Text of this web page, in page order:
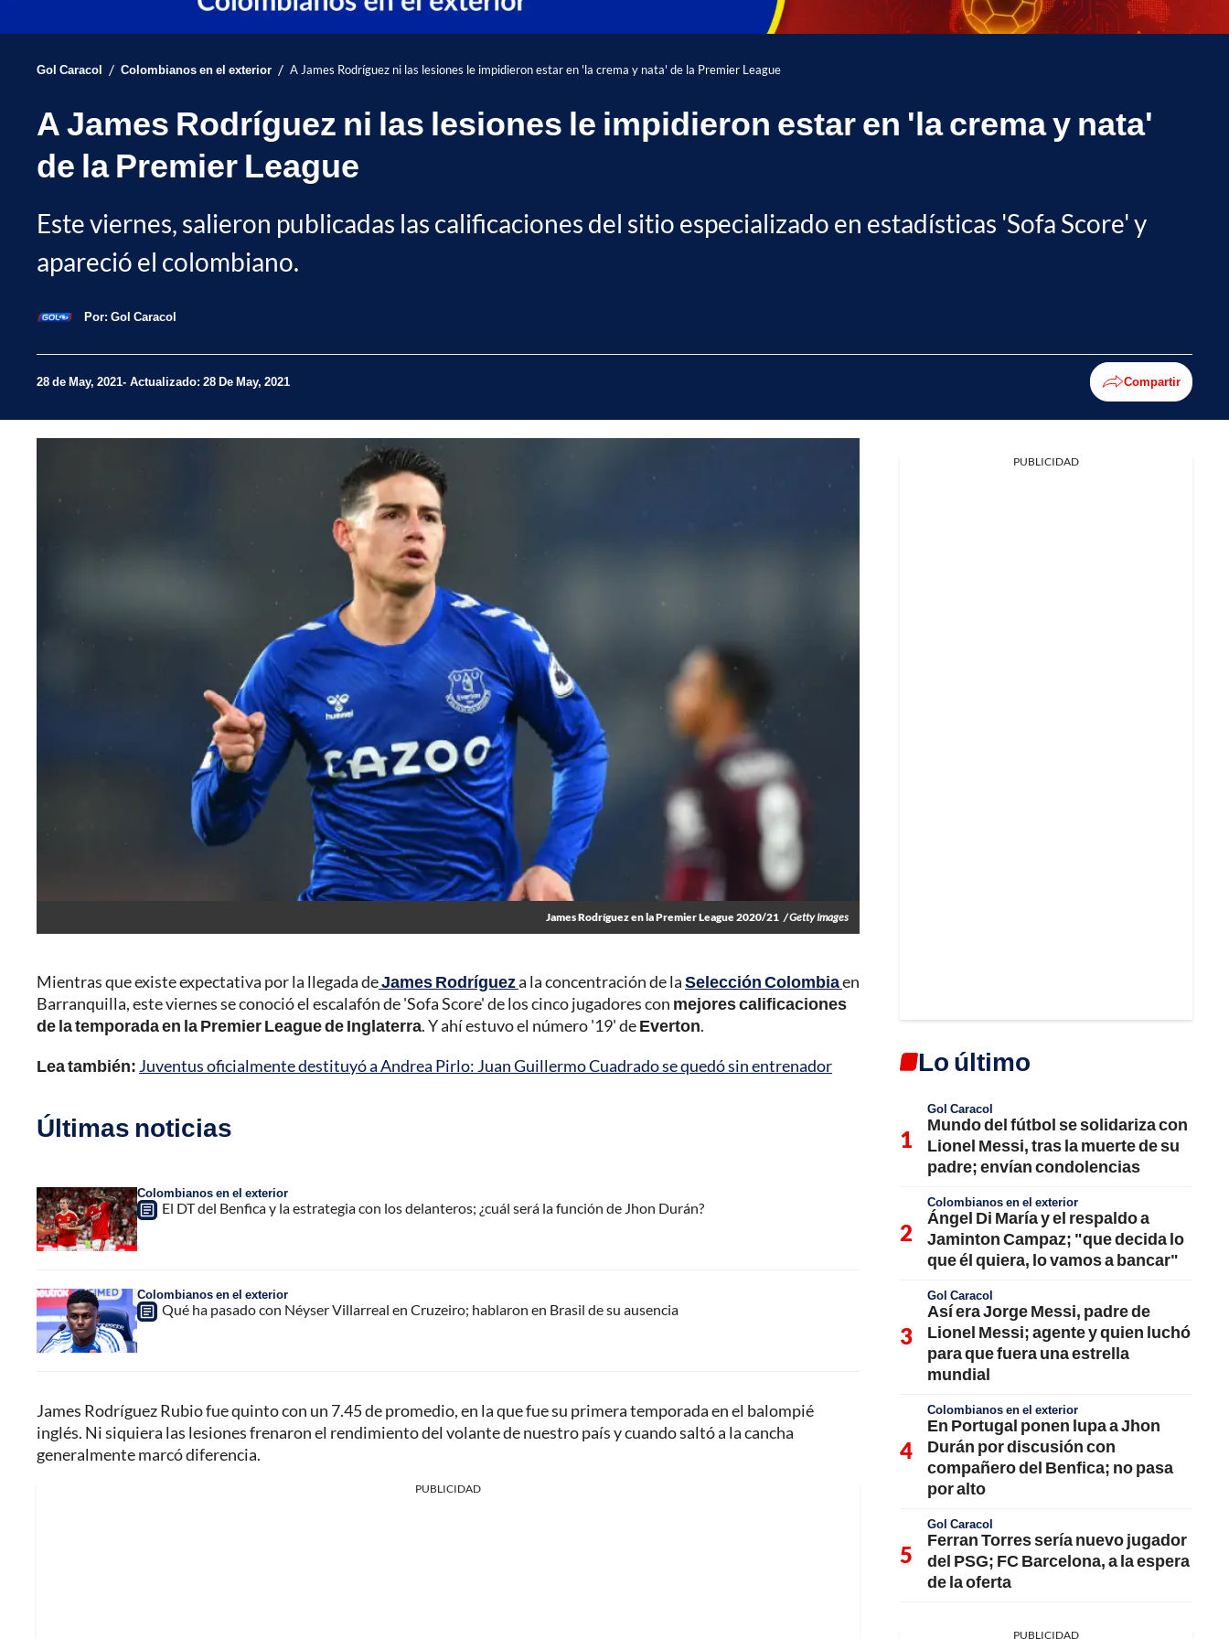
Gol Caracol / Colombianos en el exterior / A James Rodríguez ni las lesiones le impidieron estar en 'la crema y nata' de la Premier League
A James Rodríguez ni las lesiones le impidieron estar en 'la crema y nata'
de la Premier League
Este viernes, salieron publicadas las calificaciones del sitio especializado en estadísticas 'Sofa Score' y
apareció el colombiano.
Por: Gol Caracol
28 de May, 2021 Actualizado: 28 De May, 2021 Compartir
James Rodríguez en la Premier League 2020/21 / Getty Images
Mientras que existe expectativa por la llegada deJames Rodrígueza la concentración de laSelección Colombiaen
Barranquilla, este viernes se conoció el escalafón de 'Sofa Score' de los cinco jugadores con mejores calificaciones
de la temporada en la Premier League de Inglaterra. Y ahí estuvo el número '19' deEverton.
Lea también: Juventus oficialmente destituyó a Andrea Pirlo: Juan Guillermo Cuadrado se quedó sin entrenador
Últimas noticias
Colombianos en el exterior
El DT del Benfica y la estrategia con los delanteros; ¿cuál será la función de Jhon Durán?
Colombianos en el exterior
Qué ha pasado con Néyser Villarreal en Cruzeiro; hablaron en Brasil de su ausencia
James Rodríguez Rubio fue quinto con un 7.45 de promedio, en la que fue su primera temporada en el balompié
inglés. Ni siquiera las lesiones frenaron el rendimiento del volante de nuestro país y cuando saltó a la cancha
generalmente marcó diferencia.
PUBLICIDAD
PUBLICIDAD
Lo último
Gol Caracol
Mundo del fútbol se solidariza con
Lionel Messi, tras la muerte de su
padre; envían condolencias
Colombianos en el exterior
Ángel Di María y el respaldo a
Jaminton Campaz; "que decida lo
que él quiera, lo vamos a bancar"
Gol Caracol
Así era Jorge Messi, padre de
Lionel Messi; agente y quien luchó
para que fuera una estrella
mundial
Colombianos en el exterior
En Portugal ponen lupa a Jhon
Durán por discusión con
compañero del Benfica; no pasa
por alto
Gol Caracol
Ferran Torres sería nuevo jugador
del PSG; FC Barcelona, a la espera
de la oferta
PUBLICIDAD